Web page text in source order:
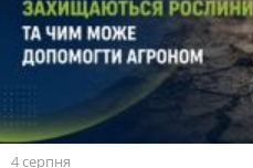
4 серпня